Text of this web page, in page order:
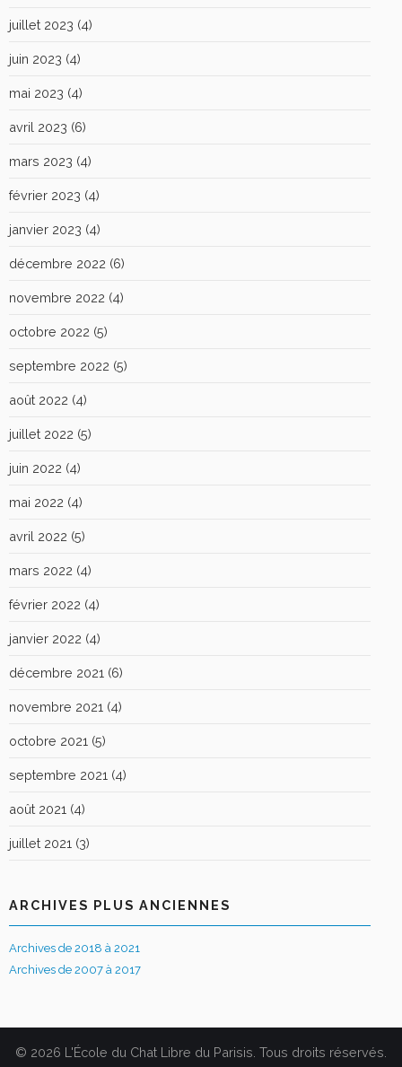
juillet 2023 (4)
juin 2023 (4)
mai 2023 (4)
avril 2023 (6)
mars 2023 (4)
février 2023 (4)
janvier 2023 (4)
décembre 2022 (6)
novembre 2022 (4)
octobre 2022 (5)
septembre 2022 (5)
août 2022 (4)
juillet 2022 (5)
juin 2022 (4)
mai 2022 (4)
avril 2022 (5)
mars 2022 (4)
février 2022 (4)
janvier 2022 (4)
décembre 2021 (6)
novembre 2021 (4)
octobre 2021 (5)
septembre 2021 (4)
août 2021 (4)
juillet 2021 (3)
ARCHIVES PLUS ANCIENNES
Archives de 2018 à 2021
Archives de 2007 à 2017
© 2026 L'École du Chat Libre du Parisis. Tous droits réservés.